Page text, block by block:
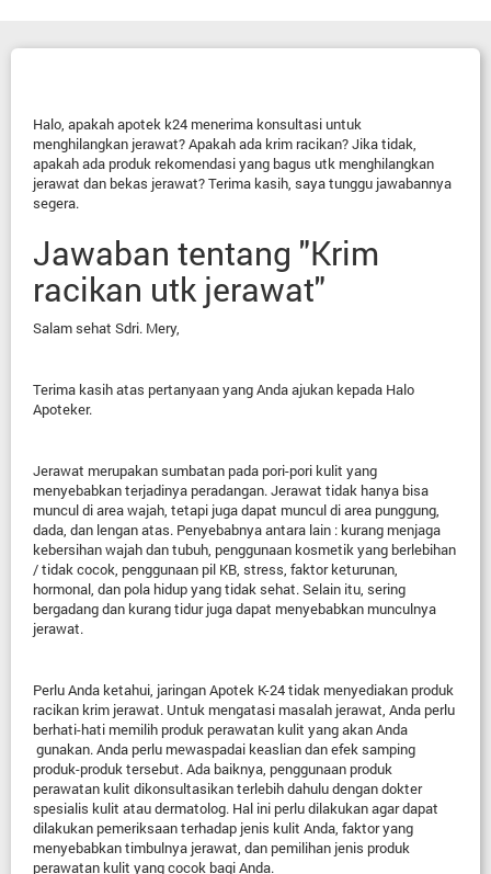
Halo, apakah apotek k24 menerima konsultasi untuk
menghilangkan jerawat? Apakah ada krim racikan? Jika tidak,
apakah ada produk rekomendasi yang bagus utk menghilangkan
jerawat dan bekas jerawat? Terima kasih, saya tunggu jawabannya
segera.
Jawaban tentang "Krim
racikan utk jerawat"
Salam sehat Sdri. Mery,
Terima kasih atas pertanyaan yang Anda ajukan kepada Halo
Apoteker.
Jerawat merupakan sumbatan pada pori-pori kulit yang
menyebabkan terjadinya peradangan. Jerawat tidak hanya bisa
muncul di areawajah, tetapi juga dapat muncul di area punggung,
dada, dan lengan atas. Penyebabnyaantara lain : kurang menjaga
kebersihan wajah dan tubuh, penggunaan kosmetik yang berlebihan
/tidak cocok, penggunaan pil KB, stress, faktor keturunan,
hormonal, dan pola hidup yang tidak sehat. Selain itu, sering
bergadang dan kurang tidur juga dapat menyebabkan munculnya
jerawat.
Perlu Anda ketahui, jaringan Apotek K-24 tidak menyediakan produk
racikan krim jerawat. Untuk mengatasi masalah jerawat, Anda perlu
berhati-hati memilih produk perawatan kulit yang akan Anda
gunakan. Anda perlu mewaspadai keaslian dan efek samping
produk-produk tersebut. Ada baiknya, penggunaan produk
perawatan kulit dikonsultasikan terlebih dahulu dengan dokter
spesialis kulit atau dermatolog. Hal ini perlu dilakukan agar dapat
dilakukan pemeriksaan terhadap jenis kulit Anda, faktor yang
menyebabkan timbulnya jerawat, dan pemilihan jenis produk
perawatan kulit yang cocok bagi Anda.